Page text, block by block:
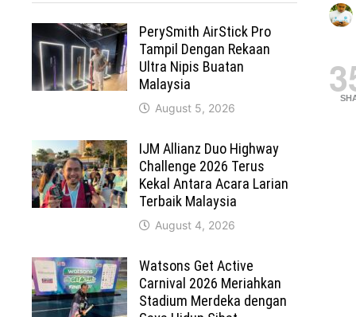
PerySmith AirStick Pro
Tampil Dengan Rekaan
Ultra Nipis Buatan
Malaysia
August 5, 2026
IJM Allianz Duo Highway
Challenge 2026 Terus
Kekal Antara Acara Larian
Terbaik Malaysia
August 4, 2026
Watsons Get Active
Carnival 2026 Meriahkan
Stadium Merdeka dengan